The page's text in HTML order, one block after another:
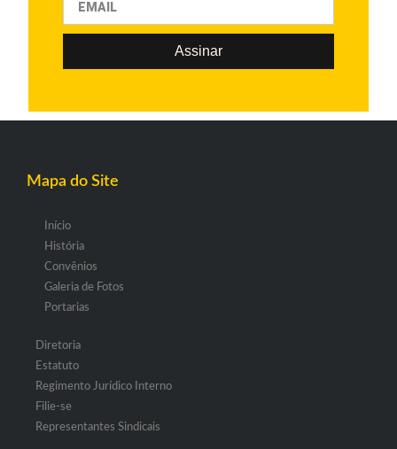
Assinar
Mapa do Site
Início
História
Convênios
Galeria de Fotos
Portarias
Diretoria
Estatuto
Regimento Jurídico Interno
Filie-se
Representantes Sindicais